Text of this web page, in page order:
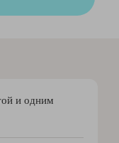
и одним